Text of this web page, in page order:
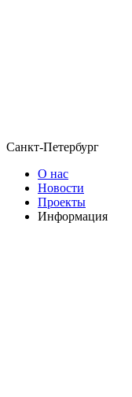
Санкт-Петербург
О нас
Новости
Проекты
Информация